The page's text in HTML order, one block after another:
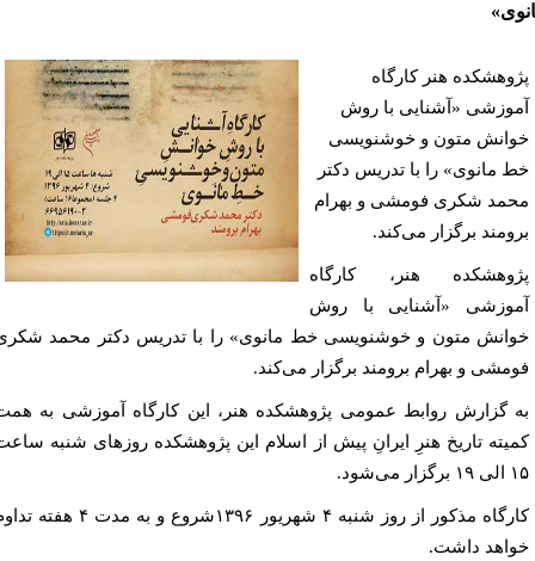
هنر کارگاه
«آشنایی با روش
متون و خوشنویسی
مانوی» را با تدریس دكتر
شكری فومشی و بهرام
برگزار می‌كند.
هنر، کارگاه
«آشنایی با روش
متون و خوشنویسی خط مانوی» را با تدریس دكتر محمد شكری
و بهرام برومند برگزار می‌كند.
گزارش روابط عمومی پژوهشكده هنر، این كارگاه آموزشی به همت
تاریخ هنرِ ایرانِ پیش از اسلام این پژوهشكده روزهای شنبه ساعت
كارگاه مذكور از روز شنبه ۴ شهریور ۱۳۹۶شروع و به مدت ۴ هفته تداوم
داشت.